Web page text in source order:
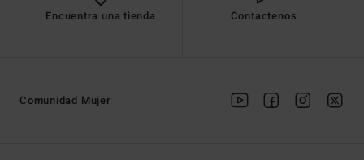
Encuentra una tienda Contactenos
Comunidad Mujer